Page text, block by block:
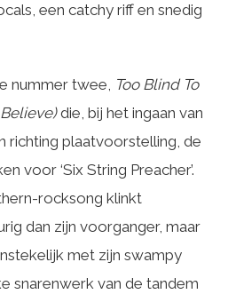
een catchy riff en snedig
nummer twee, Too Blind To
die, bij het ingaan van
richting plaatvoorstelling, de
voor ‘Six String Preacher’.
rocksong klinkt
dan zijn voorganger, maar
met zijn swampy
snarenwerk van de tandem